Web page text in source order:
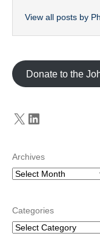
View all posts by
Donate to the
X LinkedIn
Archives
Categories